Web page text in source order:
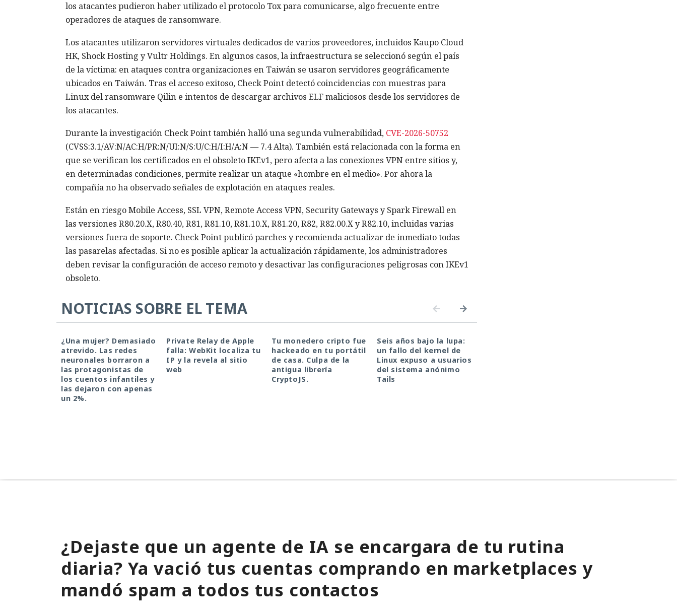
los atacantes pudieron haber utilizado el protocolo Tox para comunicarse, algo frecuente entre
operadores de ataques de ransomware.
Los atacantes utilizaron servidores virtuales dedicados de varios proveedores, incluidos Kaupo Cloud
HK, Shock Hosting y Vultr Holdings. En algunos casos, la infraestructura se seleccionó según el país
de la víctima: en ataques contra organizaciones en Taiwán se usaron servidores geográficamente
ubicados en Taiwán. Tras el acceso exitoso, Check Point detectó coincidencias con muestras para
Linux del ransomware Qilin e intentos de descargar archivos ELF maliciosos desde los servidores de
los atacantes.
Durante la investigación Check Point también halló una segunda vulnerabilidad, CVE-2026-50752
(CVSS:3.1/AV:N/AC:H/PR:N/UI:N/S:U/C:H/I:H/A:N — 7.4 Alta). También está relacionada con la forma en
que se verifican los certificados en el obsoleto IKEv1, pero afecta a las conexiones VPN entre sitios y,
en determinadas condiciones, permite realizar un ataque «hombre en el medio». Por ahora la
compañía no ha observado señales de explotación en ataques reales.
Están en riesgo Mobile Access, SSL VPN, Remote Access VPN, Security Gateways y Spark Firewall en
las versiones R80.20.X, R80.40, R81, R81.10, R81.10.X, R81.20, R82, R82.00.X y R82.10, incluidas varias
versiones fuera de soporte. Check Point publicó parches y recomienda actualizar de inmediato todas
las pasarelas afectadas. Si no es posible aplicar la actualización rápidamente, los administradores
deben revisar la configuración de acceso remoto y desactivar las configuraciones peligrosas con IKEv1
obsoleto.
NOTICIAS SOBRE EL TEMA
¿Una mujer? Demasiado
atrevido. Las redes
neuronales borraron a
las protagonistas de
los cuentos infantiles y
las dejaron con apenas
un 2%.
Private Relay de Apple
falla: WebKit localiza tu
IP y la revela al sitio
web
Tu monedero cripto fue
hackeado en tu portátil
de casa. Culpa de la
antigua librería
CryptoJS.
Seis años bajo la lupa:
un fallo del kernel de
Linux expuso a usuarios
del sistema anónimo
Tails
¿Dejaste que un agente de IA se encargara de tu rutina
diaria? Ya vació tus cuentas comprando en marketplaces y
mandó spam a todos tus contactos